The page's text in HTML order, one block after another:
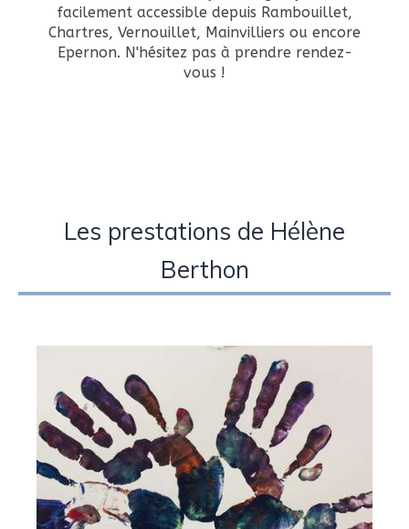
facilement accessible depuis Rambouillet,
Chartres, Vernouillet, Mainvilliers ou encore
Epernon. N'hésitez pas à prendre rendez-
vous !
Les prestations de Hélène
Berthon